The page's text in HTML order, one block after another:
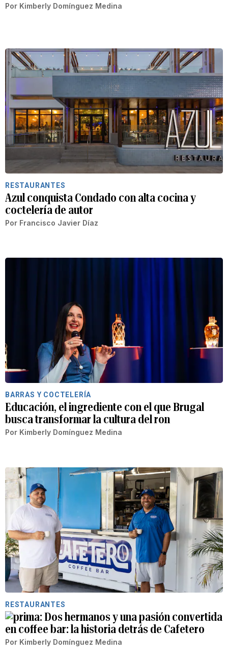
Por Kimberly Domínguez Medina
RESTAURANTES
Azul conquista Condado con alta cocina y
coctelería de autor
Por Francisco Javier Díaz
BARRAS Y COCTELERÍA
Educación, el ingrediente con el que Brugal
busca transformar la cultura del ron
Por Kimberly Domínguez Medina
RESTAURANTES
Dos hermanos y una pasión convertida
en coffee bar: la historia detrás de Cafetero
Por Kimberly Domínguez Medina